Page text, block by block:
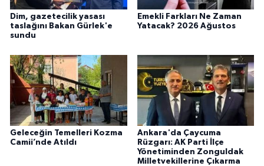
Dim, gazetecilik yasası
taslağını Bakan Gürlek'e
sundu
Emekli Farkları Ne Zaman
Yatacak? 2026 Ağustos
Geleceğin Temelleri Kozma
Camii’nde Atıldı
Ankara'da Çaycuma
Rüzgarı: AK Parti İlçe
Yönetiminden Zonguldak
Milletvekillerine Çıkarma